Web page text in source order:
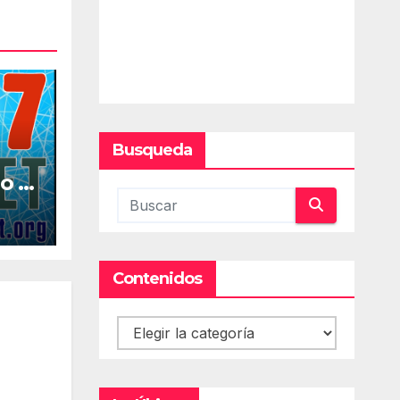
la
Busqueda
Contenidos
Contenidos